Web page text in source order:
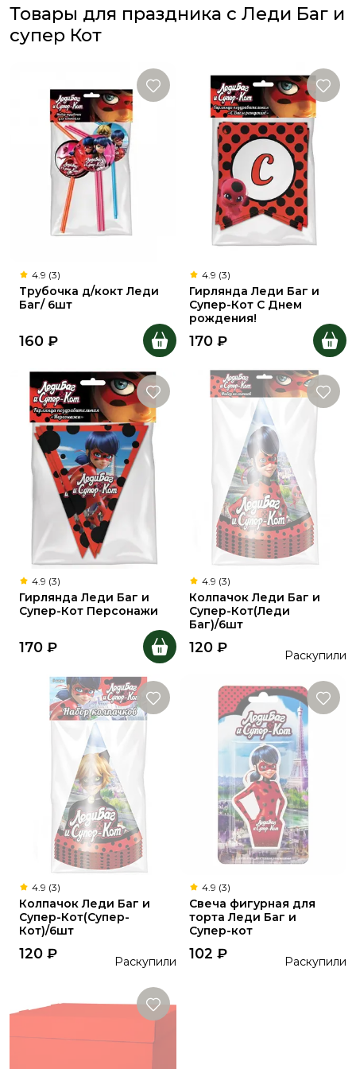
Товары для праздника с Леди Баг и
супер Кот
4.9 (3)
Трубочка д/кокт Леди
Баг/ 6шт
160 ₽
4.9 (3)
Гирлянда Леди Баг и
Супер-Кот С Днем
рождения!
170 ₽
4.9 (3)
Гирлянда Леди Баг и
Супер-Кот Персонажи
170 ₽
4.9 (3)
Колпачок Леди Баг и
Супер-Кот(Леди
Баг)/6шт
120 ₽ Раскупили
4.9 (3)
Колпачок Леди Баг и
Супер-Кот(Супер-
Кот)/6шт
120 ₽ Раскупили
4.9 (3)
Свеча фигурная для
торта Леди Баг и
Супер-кот
102 ₽ Раскупили